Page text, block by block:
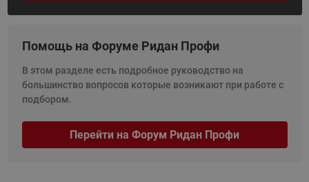
Помощь на Форуме Ридан Профи
В этом разделе есть подробное руководство на
большинство вопросов которые возникают при работе с
подбором.
Перейти на Форум Ридан Профи